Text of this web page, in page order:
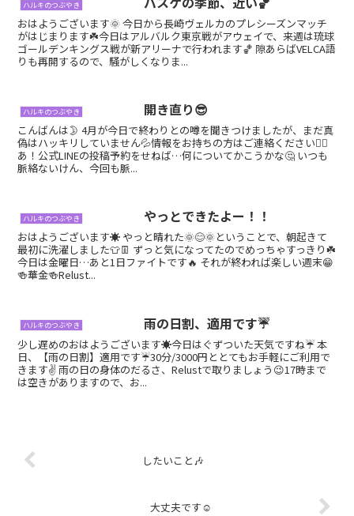
ハルキのつぶやき
おはようございます🌞 今日から長崎ヴェルカのプレシーズンマッチ
がはじまります☘️今日はアルバルク東京戦がアウェイで、来週は琉球
ゴールデンキングス戦が新アリーナで行われます🏀 隙あらばVELCA語
りも再開するので、騒がしくなりま...
ハルキのつぶやき 開き直り😎
こんばんは🌛 4月が今日で終わりとの噂を聞きつけましたが、まだ真
偽はハッキリしていません💦情報をお持ちの方はご連絡ください🙇‍♂️
あ！公式LINEの投稿予約をせねば…何についてかこうかな🤔 いつも
脈絡ないけん、今回も脈...
ハルキのつぶやき やっとできたよー！！
おはようございます☀ やっと晴れた🌞😊🌞ということで、朝起きて
最初に洗濯しました👕👖 ずっと気になってたのでめっちゃすっきり☘️
今日は金曜日…あと1日ファイトです🔥 それが終われば楽しい週末😁
🍻華金🍻Relust...
ハルキのつぶやき 雨の日割、適用です☔
少し遅めのおはようございます☀今日はぐずついた天気ですね☔ 本
日、【雨の日割】適用です☔30分/3000円ととてもお手軽にご利用で
きます✌️ 雨の日の身体のだるさ、Relustで取りましょう😉17時まで
は空きがありますので、お...
したいこと🎶
大丈夫です☺️